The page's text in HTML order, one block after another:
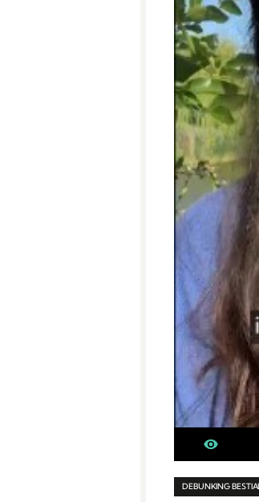
DEBUNKING